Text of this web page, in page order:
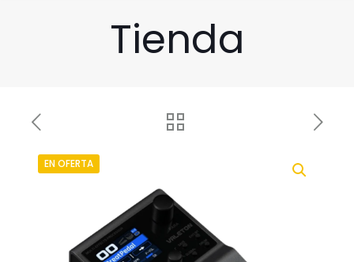
Tienda
EN OFERTA